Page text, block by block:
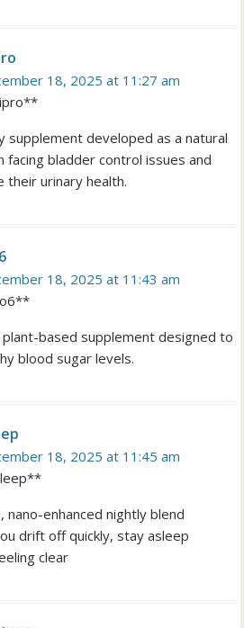
18, 2025 at 11:27 am
supplement developed as a natural
bladder control issues and
their urinary health.
18, 2025 at 11:43 am
plant-based supplement designed to
blood sugar levels.
18, 2025 at 11:45 am
nano-enhanced nightly blend
drift off quickly, stay asleep
clear